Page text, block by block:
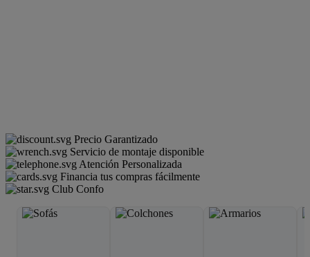
Precio Garantizado
Servicio de montaje disponible
Atención Personalizada
Financia tus compras fácilmente
Club Confo